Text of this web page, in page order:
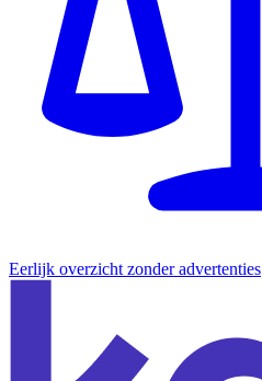
Eerlijk overzicht zonder advertenties